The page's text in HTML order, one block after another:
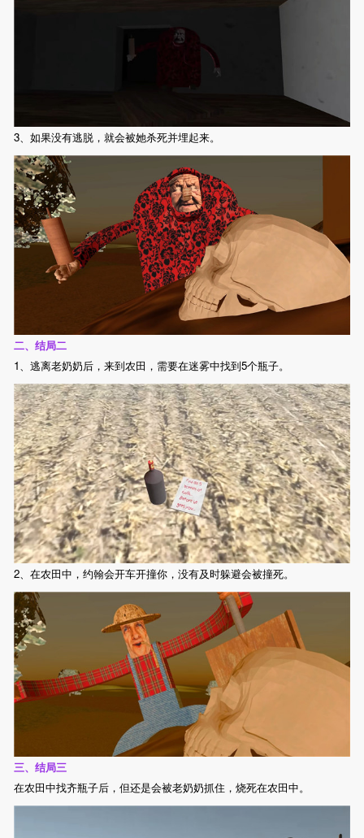
3、如果没有逃脱，就会被她杀死并埋起来。
二、结局二
1、逃离老奶奶后，来到农田，需要在迷雾中找到5个瓶子。
2、在农田中，约翰会开车开撞你，没有及时躲避会被撞死。
三、结局三
在农田中找齐瓶子后，但还是会被老奶奶抓住，烧死在农田中。